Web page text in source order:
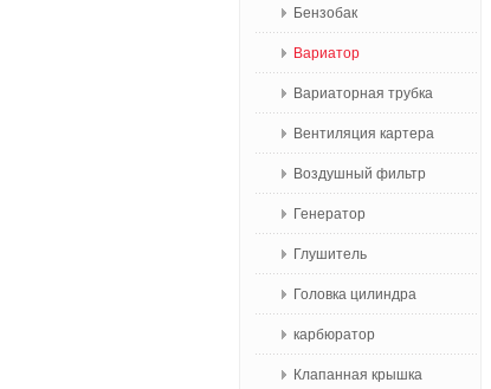
Бензобак
Вариатор
Вариаторная трубка
Вентиляция картера
Воздушный фильтр
Генератор
Глушитель
Головка цилиндра
карбюратор
Клапанная крышка